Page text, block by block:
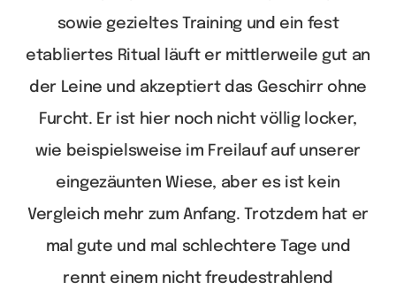
sowie gezieltes Training und ein fest
etabliertes Ritual läuft er mittlerweile gut an
der Leine und akzeptiert das Geschirr ohne
Furcht. Er ist hier noch nicht völlig locker,
wie beispielsweise im Freilauf auf unserer
eingezäunten Wiese, aber es ist kein
Vergleich mehr zum Anfang. Trotzdem hat er
mal gute und mal schlechtere Tage und
rennt einem nicht freudestrahlend